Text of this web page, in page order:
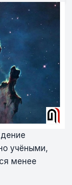
учёными,
менее